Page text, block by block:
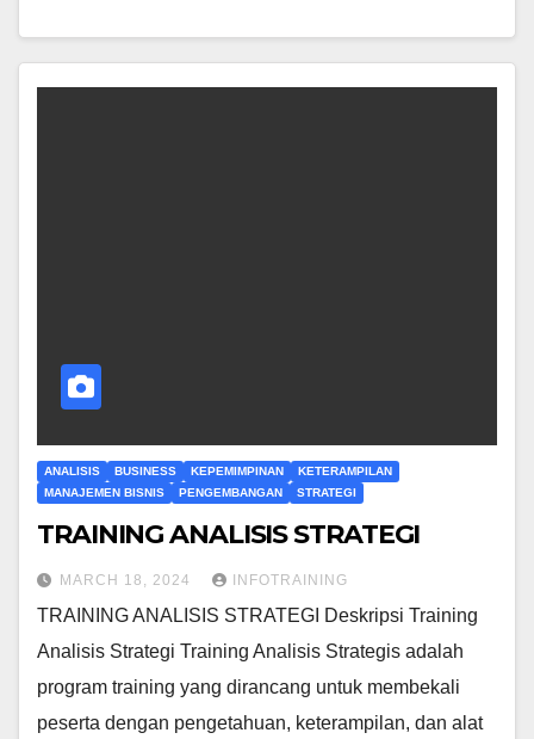
ANALISIS BUSINESS KEPEMIMPINAN
KETERAMPILAN
MANAJEMEN BISNIS
PENGEMBANGAN STRATEGI
TRAINING ANALISIS STRATEGI
MARCH 18, 2024 INFOTRAINING
TRAINING ANALISIS STRATEGI Deskripsi Training
Analisis Strategi Training Analisis Strategis adalah
program training yang dirancang untuk membekali
peserta dengan pengetahuan, keterampilan, dan alat